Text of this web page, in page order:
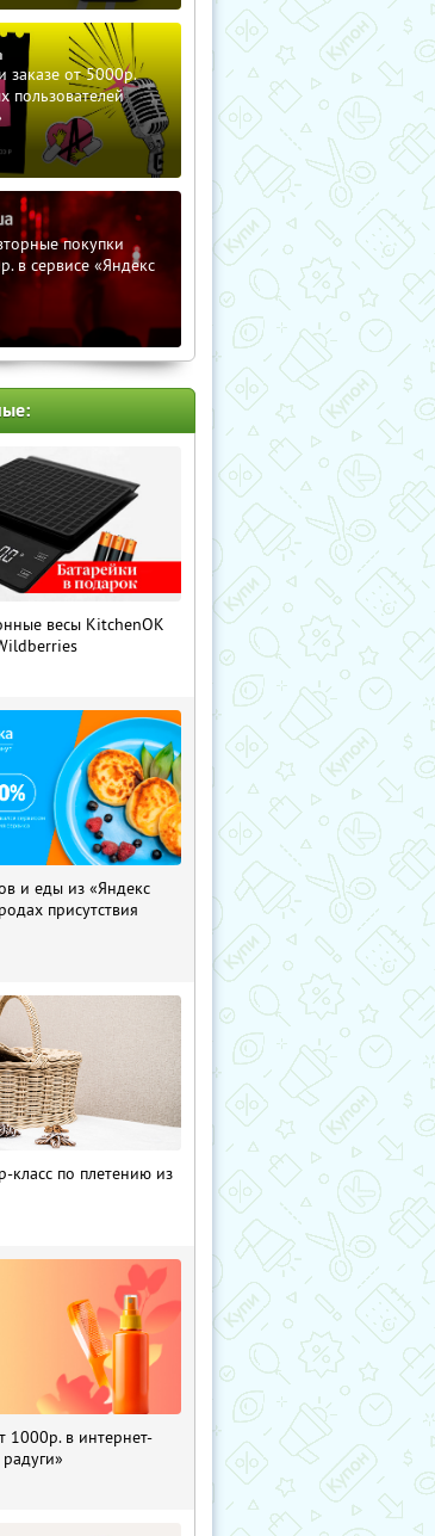
заказе от 5000р.
пользователей
покупки
в сервисе «Яндекс
весы KitchenOK
и еды из «Яндекс
присутствия
класс по плетению из
1000р. в интернет-